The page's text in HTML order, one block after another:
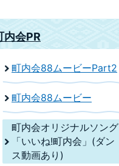
内会PR
町内会88ムービーPart2
町内会88ムービー
町内会オリジナルソング
「いいね!町内会」(ダン
ス動画あり)